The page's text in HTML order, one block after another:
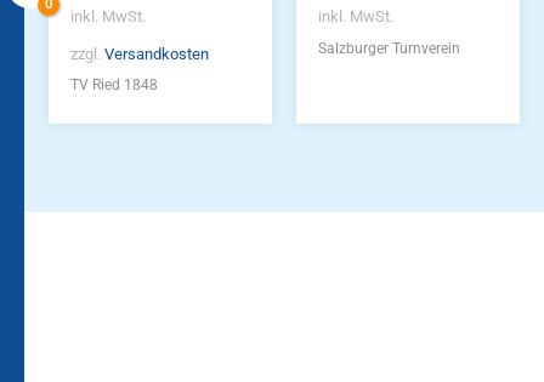
inkl. MwSt.
zzgl. Versandkosten
TV Ried 1848
inkl. MwSt.
Salzburger Turnverein